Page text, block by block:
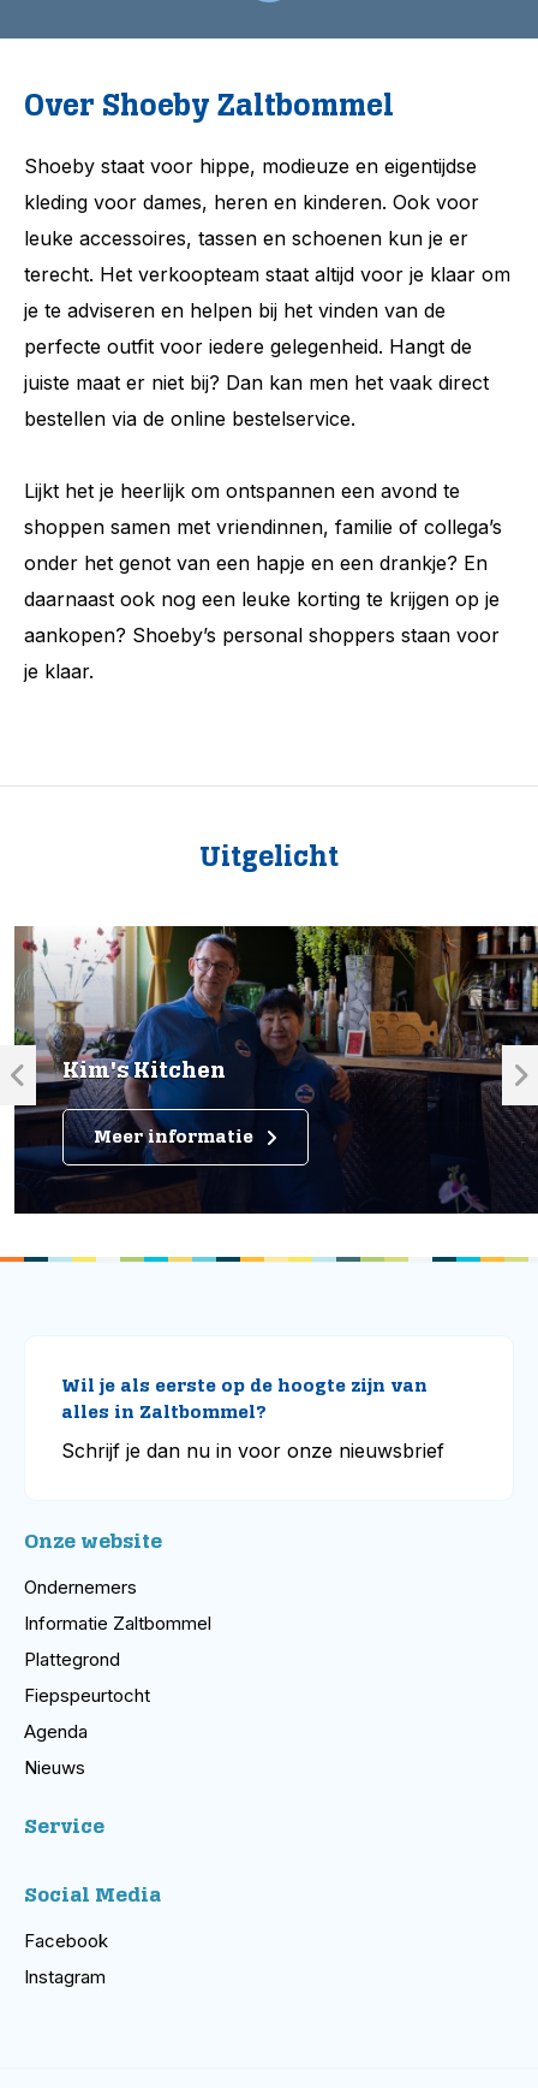
Over Shoeby Zaltbommel
Shoeby staat voor hippe, modieuze en eigentijdse
kleding voor dames, heren en kinderen. Ook voor
leuke accessoires, tassen en schoenen kun je er
terecht. Het verkoopteam staat altijd voor je klaar om
je te adviseren en helpen bij het vinden van de
perfecte outfit voor iedere gelegenheid. Hangt de
juiste maat er niet bij? Dan kan men het vaak direct
bestellen via de online bestelservice.
Lijkt het je heerlijk om ontspannen een avond te
shoppen samen met vriendinnen, familie of collega’s
onder het genot van een hapje en een drankje? En
daarnaast ook nog een leuke korting te krijgen op je
aankopen? Shoeby’s personal shoppers staan voor
je klaar.
Uitgelicht
Kim's Kitchen
Meer informatie
Wil je als eerste op de hoogte zijn van
alles in Zaltbommel?
Schrijf je dan nu in voor onze nieuwsbrief
Onze website
Ondernemers
Informatie Zaltbommel
Plattegrond
Fiepspeurtocht
Agenda
Nieuws
Service
Social Media
Facebook
Instagram